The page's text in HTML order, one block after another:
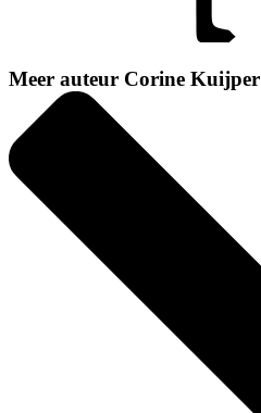
Meer auteur Corine Kuijper